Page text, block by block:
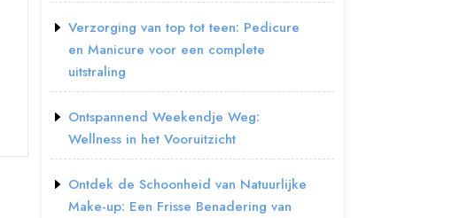
Verzorging van top tot teen: Pedicure
en Manicure voor een complete
uitstraling
Ontspannend Weekendje Weg:
Wellness in het Vooruitzicht
Ontdek de Schoonheid van Natuurlijke
Make-up: Een Frisse Benadering van